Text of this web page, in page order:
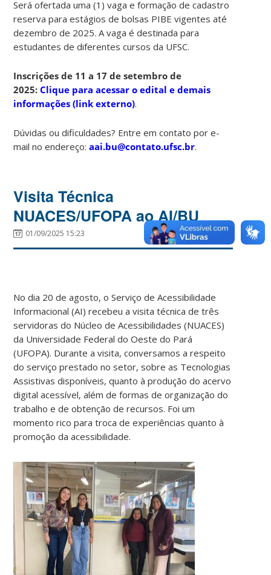
Será ofertada uma (1) vaga e formação de cadastro
reserva para estágios de bolsas PIBE vigentes até
dezembro de 2025. A vaga é destinada para
estudantes de diferentes cursos da UFSC.
Inscrições de 11 a 17 de setembro de
2025: Clique para acessar o edital e demais
informações (link externo).
Dúvidas ou dificuldades? Entre em contato por e-
mail no endereço:aai.bu@contato.ufsc.br.
Visita Técnica
NUACES/UFOPA ao AI/BU
01/09/2025 15:23
No dia 20 de agosto, o Serviço de Acessibilidade
Informacional (AI) recebeu a visita técnica de três
servidoras do Núcleo de Acessibilidades (NUACES)
da Universidade Federal do Oeste do Pará
(UFOPA). Durante a visita, conversamos a respeito
do serviço prestado no setor, sobre as Tecnologias
Assistivas disponíveis, quanto à produção do acervo
digital acessível, além de formas de organização do
trabalho e de obtenção de recursos. Foi um
momento rico para troca de experiências quanto à
promoção da acessibilidade.